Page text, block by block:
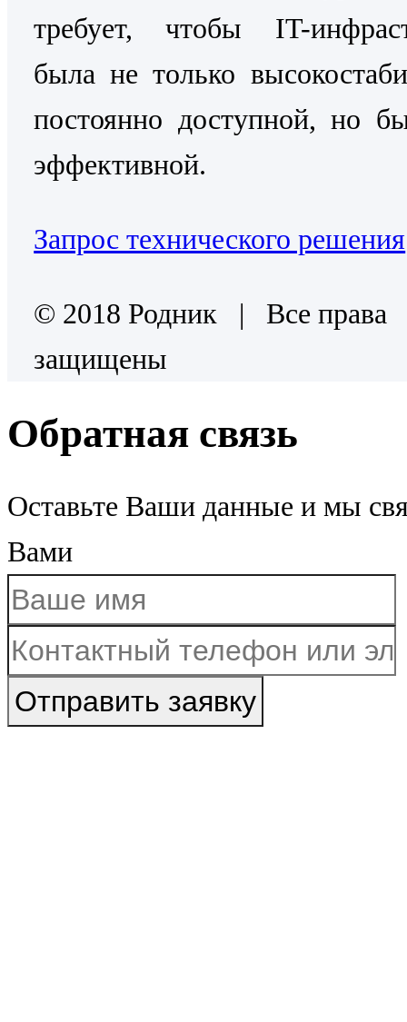
требует, чтобы IT-
была не только
постоянно доступной, но
эффективной.
Запрос технического решения
© 2018 Родник | Все права
защищены
Обратная связь
Оставьте Ваши данные и мы
Вами